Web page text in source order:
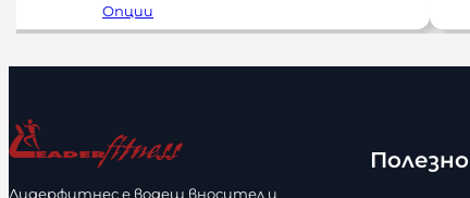
Опции
Лидерфитнес е водещ вносител и
Полезно